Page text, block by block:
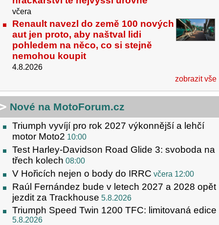
včera
Renault navezl do země 100 nových
aut jen proto, aby naštval lidi
pohledem na něco, co si stejně
nemohou koupit
4.8.2026
zobrazit vše
Nové na MotoForum.cz
Triumph vyvíjí pro rok 2027 výkonnější a lehčí
motor Moto2 10:00
Test Harley-Davidson Road Glide 3: svoboda na
třech kolech 08:00
V Hořicích nejen o body do IRRC včera 12:00
Raúl Fernández bude v letech 2027 a 2028 opět
jezdit za Trackhouse 5.8.2026
Triumph Speed Twin 1200 TFC: limitovaná edice
5.8.2026